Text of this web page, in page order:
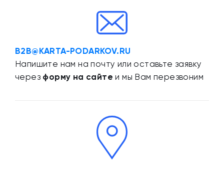
B2B@KARTA-PODARKOV.RU
Напишите нам на почту или оставьте заявку
через форму на сайте и мы Вам перезвоним